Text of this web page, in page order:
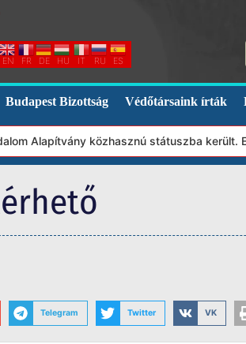
EN FR DE HU IT RU ES
Budapest Bizottság Védőtársaink írták
közhasznú státuszba került.
Telegram Twitter VK